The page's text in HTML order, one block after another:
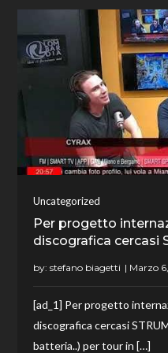
Uncategorized
Per progetto
discografica cercasi
by:stefano biagetti
[ad_1] Per progetto
discografica cercasi
batteria..) per tour in […]